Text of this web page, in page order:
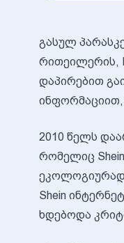
გასულ
რითეილერის,
დაპირებით
2010 წელს
რომელიც
ეკოლოგიურად
Shein
ხდებოდა